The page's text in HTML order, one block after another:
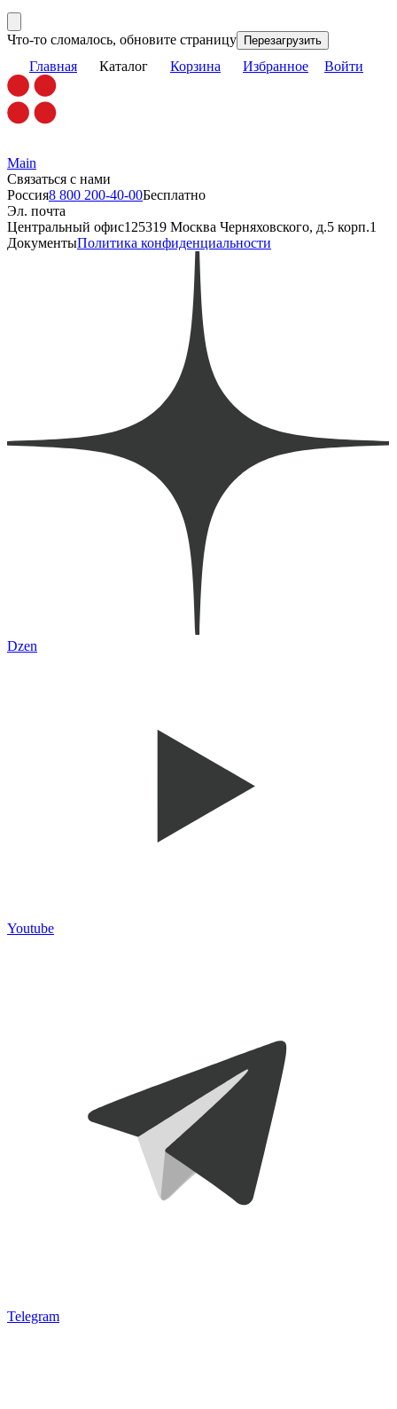
Что-то сломалось, обновите страницу Перезагрузить
Главная Каталог Корзина Избранное Войти
Main
Связаться с нами
Россия8 800 200-40-00Бесплатно
Эл. почта
Центральный офис125319 Москва Черняховского, д.5 корп.1
ДокументыПолитика конфиденциальности
Dzen
Youtube
Telegram